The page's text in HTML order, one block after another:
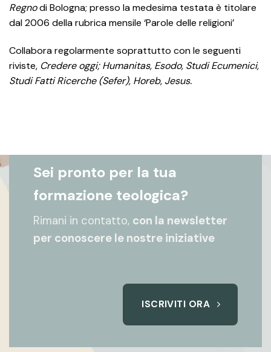
Regnodi Bologna; presso la medesima testata è titolare
dal 2006 della rubrica mensile ‘Parole delle religioni’
Collabora regolarmente soprattutto con le seguenti
riviste, Credere oggi; Humanitas, Esodo, Studi Ecumenici,
Studi Fatti Ricerche (Sefer), Horeb, Jesus.
Sei pronto per la tua
formazione teologica?
Rimani in contatto, con la newsletter
per conoscere le nostre iniziative
ISCRIVITI ORA